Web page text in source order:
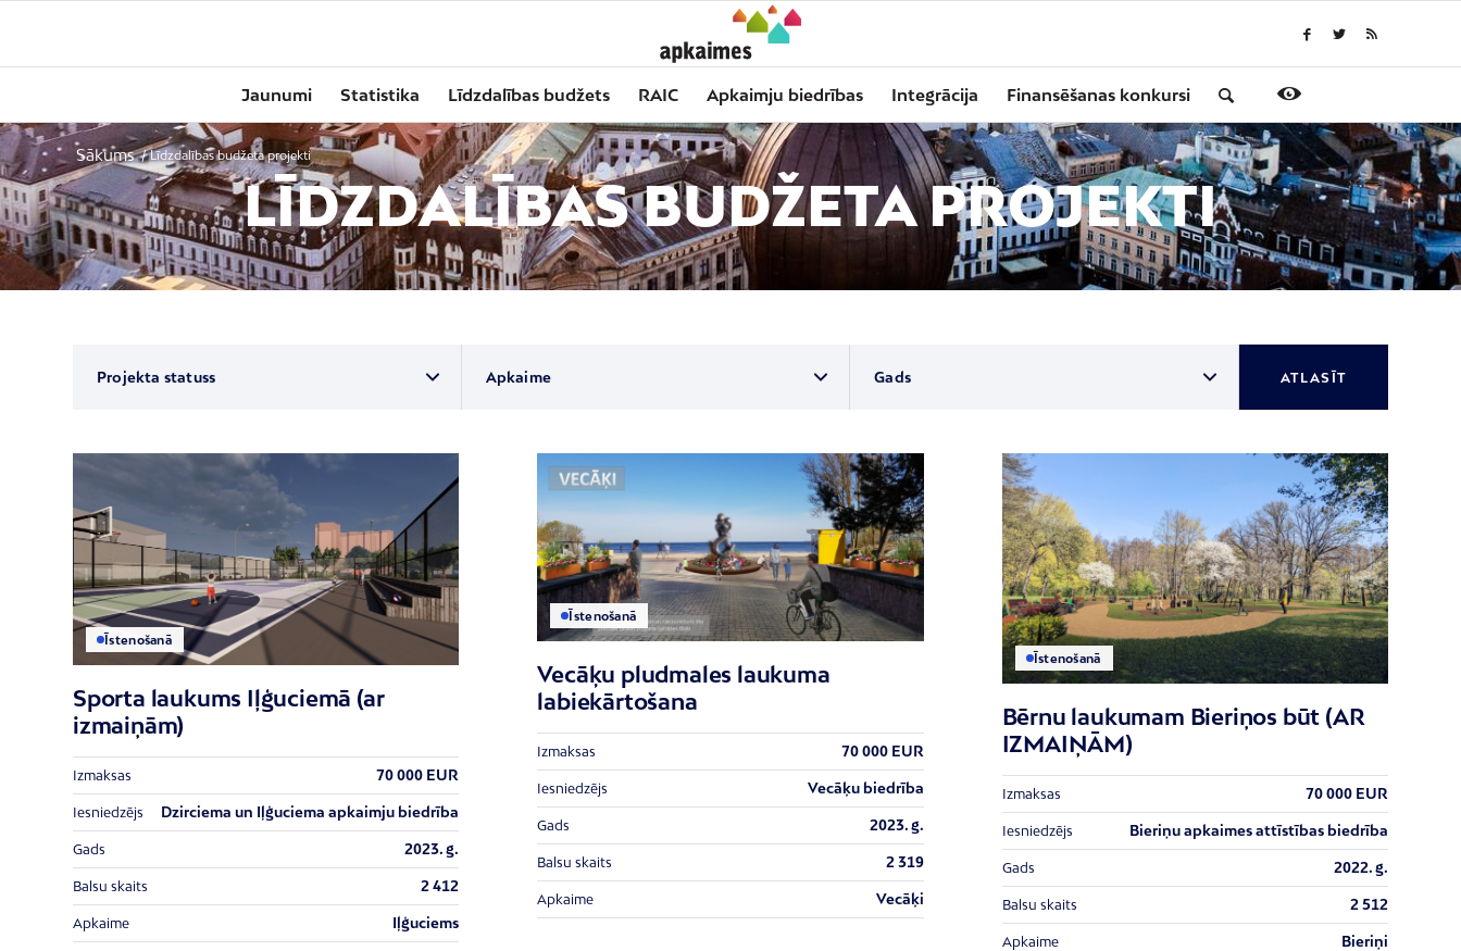
Jaunumi Statistika Līdzdalības budžets RAIC Apkaimju biedrības Integrācija Finansēšanas konkursi
Sākums / Līdzdalības budžeta projekti
LĪDZDALĪBAS BUDŽETA PROJEKTI
ATLASĪT
Īstenošanā
Sporta laukums Iļģuciemā (ar
izmaiņām)
Izmaksas 70 000 EUR
Iesniedzējs Dzirciema un Iļģuciema apkaimju biedrība
Gads 2023. g.
Balsu skaits 2 412
Apkaime Iļģuciems
Īstenošanā
Vecāķu pludmales laukuma
labiekārtošana
Izmaksas 70 000 EUR
Iesniedzējs Vecāķu biedrība
Gads 2023. g.
Balsu skaits 2 319
Apkaime Vecāķi
Īstenošanā
Bērnu laukumam Bieriņos būt (AR
IZMAIŅĀM)
Izmaksas 70 000 EUR
Iesniedzējs Bieriņu apkaimes attīstības biedrība
Gads 2022. g.
Balsu skaits 2 512
Apkaime Bieriņi